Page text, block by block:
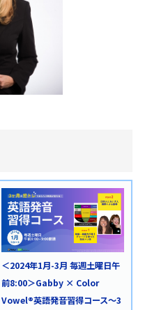
＜2024年1月-3月 毎週土曜日午
前8:00＞Gabby × Color
Vowel®英語発音習得コース～3